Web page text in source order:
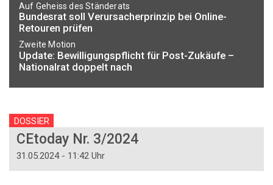
Auf Geheiss des Ständerats
Bundesrat soll Verursacherprinzip bei Online-
Retouren prüfen
Zweite Motion
Update: Bewilligungspflicht für Post-Zukäufe –
Nationalrat doppelt nach
DOSSIER
CEtoday Nr. 3/2024
31.05.2024 - 11:42 Uhr